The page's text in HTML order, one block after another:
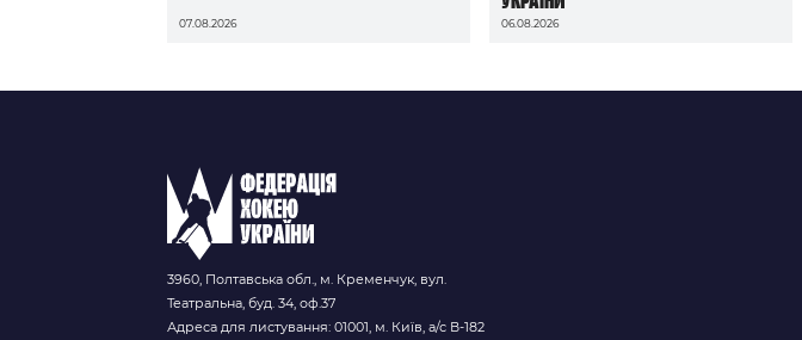
07.08.2026 06.08.2026
3960, Полтавська обл., м. Кременчук, вул.
Театральна, буд. 34, оф.37
Адреса для листування: 01001, м. Київ, а/с В-182